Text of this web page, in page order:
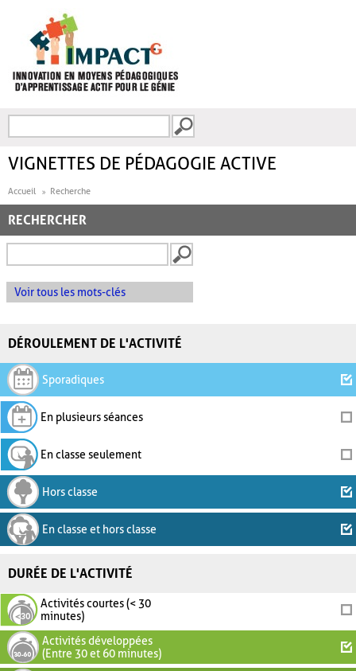
FORMULAIRE DE
VIGNETTES DE PÉDAGOGIE ACTIVE
Accueil Recherche
RECHERCHER
Voir tous les mots-clés
DÉROULEMENT DE L'ACTIVITÉ
Sporadiques
En plusieurs séances
En classe seulement
Hors classe
En classe et hors classe
DURÉE DE L'ACTIVITÉ
Activités courtes (< 30
minutes)
Activités développées
(Entre 30 et 60 minutes)